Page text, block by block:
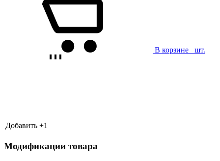
В корзине шт.
Добавить +1
Модификации товара